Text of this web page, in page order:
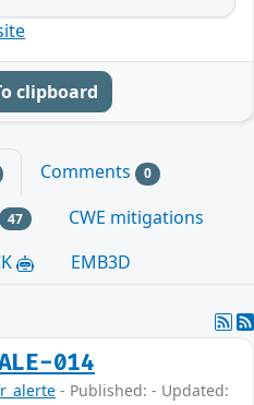
clipboard
Comments 0
47
CWE mitigations
EMB3D
014
- Published: - Updated: